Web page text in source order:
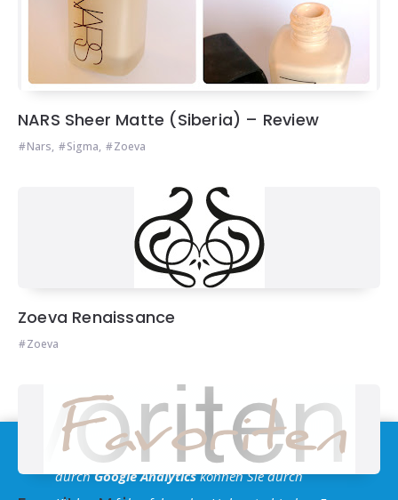
NARS Sheer Matte (Siberia) – Review
Nars, Sigma, Zoeva
Zoeva Renaissance
Zoeva
Im Sinne derDSGVO: Die Erfassung Deiner Daten
durchGoogle Analyticskönnen Sie durch